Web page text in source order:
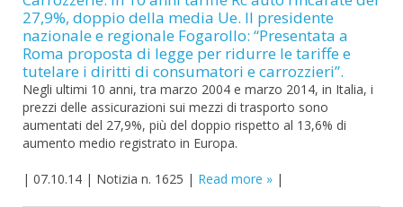
27,9%, doppio della media Ue. Il presidente
nazionale e regionale Fogarollo: “Presentata a
Roma proposta di legge per ridurre le tariffe e
tutelare i diritti di consumatori e carrozzieri”.
Negli ultimi 10 anni, tra marzo 2004 e marzo 2014, in Italia, i
prezzi delle assicurazioni sui mezzi di trasporto sono
aumentati del 27,9%, più del doppio rispetto al 13,6% di
aumento medio registrato in Europa.
| 07.10.14 | Notizia n. 1625 | Read more |